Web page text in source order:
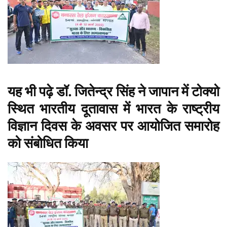
यह भी पढ़ेडॉ. जितेन्द्र सिंह ने जापान में टोक्यो
स्थित भारतीय दूतावास में भारत के राष्ट्रीय
विज्ञान दिवस के अवसर पर आयोजित समारोह
को संबोधित किया